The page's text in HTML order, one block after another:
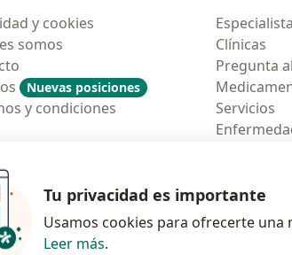
y cookies
somos
Nuevas posiciones
y condiciones
Clínicas
Pregunta
Servicios
Polska se
Tu privacidad es importante
Usamos cookies para ofrecerte una
Leer más.